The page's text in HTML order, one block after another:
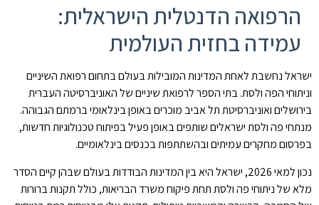
הרפואה הדנטלית הישראלית:
עמידה בחזית העולמית
ישראל נחשבת לאחת המדינות המובילות בעולם בתחום רפואת השיניים
וניתוחי הפה ולסת. בתי הספר לרפואת שיניים של האוניברסיטה העברית
בירושלים ואוניברסיטת תל אביב מוכרים באופן בינלאומי ברמתם הגבוהה.
מנתחי פה ולסת ישראלים שותפים באופן פעיל בפיתוח טכנולוגיות חדשות,
בפרסום מחקרים עמיתים ובהשתתפות בכנסים בינלאומיים.
נכון למאי 2026, ישראל היא בין המדינות הבודדות בעולם שבהן קיים הסדר
מלא של ניתוחי פה ולסת תחת פיקוח משרד הבריאות, כולל תקנות ברורות